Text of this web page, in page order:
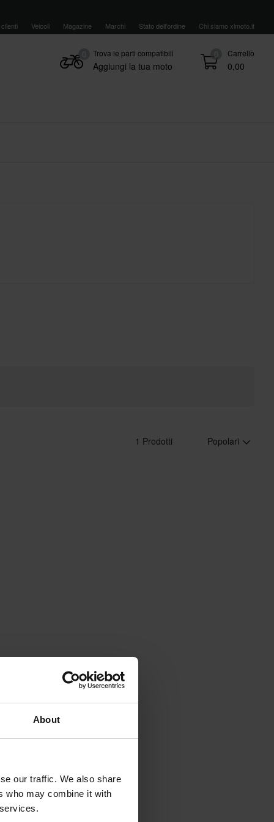
About
our traffic. We also share
who may combine it with
Veicoli Magazine Marchi Stato dell'ordine Chi siamo xlmoto.it
0 Carrello
0,00
Trova le parti compatibili
Aggiungi la tua moto
1 Prodotti Popolari